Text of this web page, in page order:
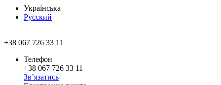
Українська
Русский
+38 067 726 33 11
Телефон
+38 067 726 33 11
Зв’язатись